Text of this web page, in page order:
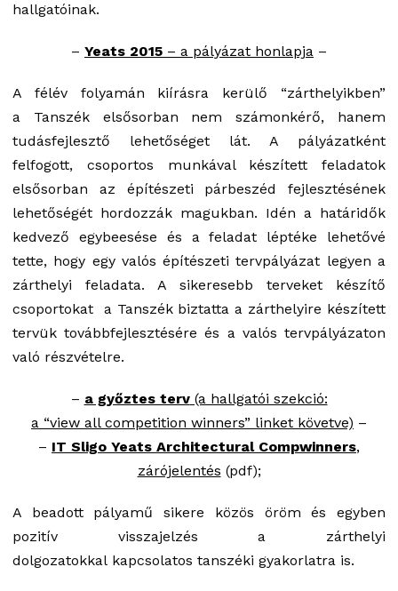
hallgatóinak.
– Yeats 2015 – a pályázat honlapja –
A félév folyamán kiírásra kerülő “zárthelyikben”
a Tanszék elsősorban nem számonkérő, hanem
tudásfejlesztő lehetőséget lát. A pályázatként
felfogott, csoportos munkával készített feladatok
elsősorban az építészeti párbeszéd fejlesztésének
lehetőségét hordozzák magukban. Idén a határidők
kedvező egybeesése és a feladat léptéke lehetővé
tette, hogy egy valós építészeti tervpályázat legyen a
zárthelyi feladata. A sikeresebb terveket készítő
csoportokat a Tanszék biztatta a zárthelyire készített
tervük továbbfejlesztésére és a valós tervpályázaton
való részvételre.
– a győztes terv(a hallgatói szekció:
a “view all competition winners” linket követve) –
– IT Sligo Yeats Architectural Compwinners,
zárójelentés (pdf);
A beadott pályamű sikere közös öröm és egyben
pozitív visszajelzés a zárthelyi
dolgozatokkal kapcsolatos tanszéki gyakorlatra is.